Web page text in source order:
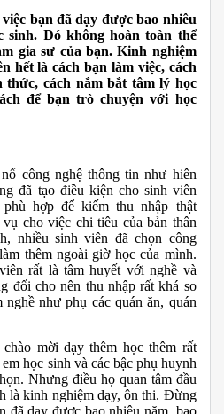
bạn đã dạy được bao nhiêu
sinh. Đó không hoàn toàn thể
gia sư của bạn. Kinh nghiệm
hết là cách bạn làm việc, cách
thức, cách nắm bắt tâm lý học
để bạn trò chuyện với học
công nghệ thông tin như hiên
đã tạo điều kiện cho sinh viên
hợp để kiếm thu nhập thật
cho việc chi tiêu của bản thân
nhiều sinh viên đã chọn công
thêm ngoài giờ học của mình.
rất là tâm huyết với nghề và
đối cho nên thu nhập rất khá so
như phụ các quán ăn, quán
mời dạy thêm học thêm rất
học sinh và các bậc phụ huynh
Nhưng điều họ quan tâm đầu
là kinh nghiệm dạy, ôn thi. Đừng